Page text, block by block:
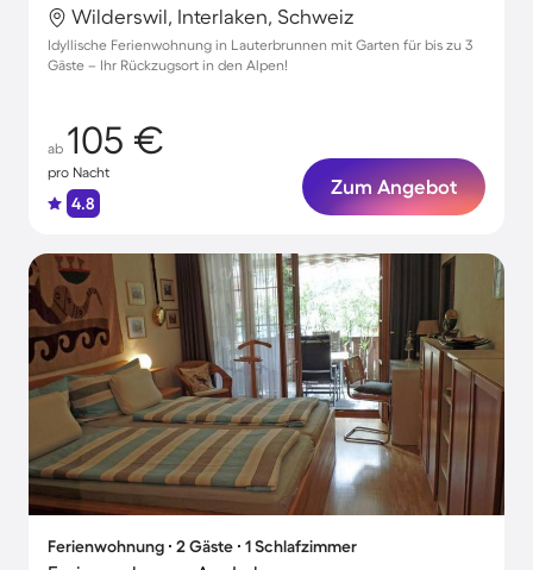
Wilderswil, Interlaken, Schweiz
Idyllische Ferienwohnung in Lauterbrunnen mit Garten für bis zu 3
Gäste – Ihr Rückzugsort in den Alpen!
ab 105 €
pro Nacht
4.8
Zum Angebot
Ferienwohnung ∙ 2 Gäste ∙ 1 Schlafzimmer